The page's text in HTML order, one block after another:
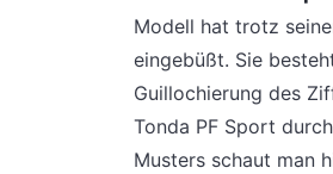
Modell hat trotz
eingebüßt. Sie
Guillochierung des
Tonda PF Sport
Musters schaut man